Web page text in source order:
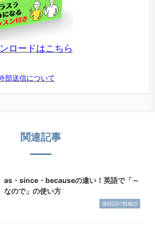
ロードはこちら
部送信について
関連記事
as・since・becauseの違い！英語で「～
なので」の使い方
接続詞の類義語